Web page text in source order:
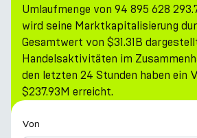
Umlaufmenge von 94 895 628
wird seine Marktkapitalisierung
Gesamtwert von $31.31B
Handelsaktivitäten im
den letzten 24 Stunden haben ein
$237.93M erreicht.
Von